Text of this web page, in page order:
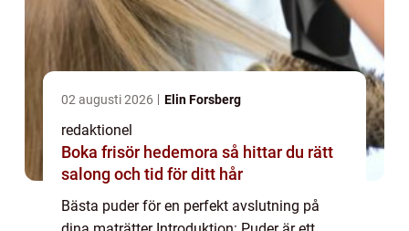
02 augusti 2026 Elin Forsberg
redaktionel
Boka frisör hedemora så hittar du rätt
salong och tid för ditt hår
Bästa puder för en perfekt avslutning på